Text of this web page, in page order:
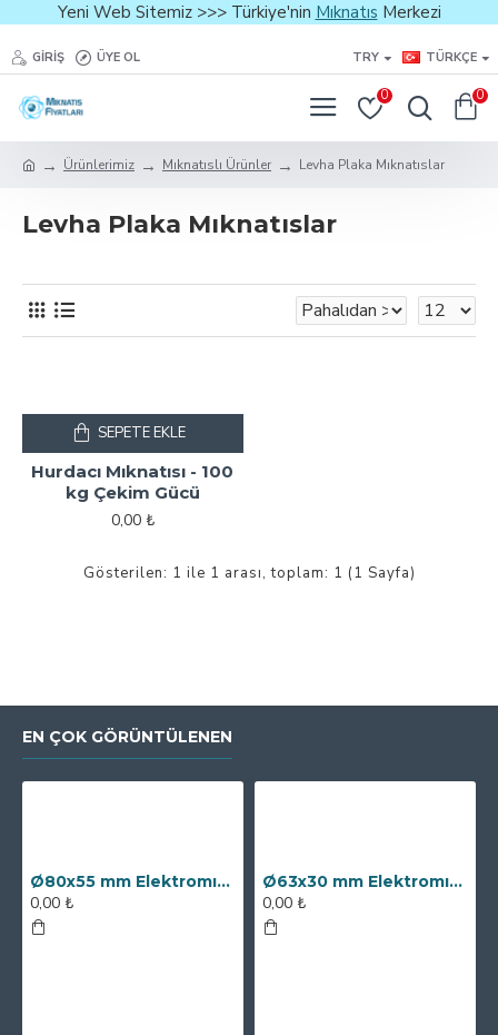
Yeni Web Sitemiz >>> Türkiye'nin Mıknatıs Merkezi
GIRIŞ ÜYE OL TRY TÜRKÇE
0 0
Ürünlerimiz Mıknatıslı Ürünler Levha Plaka Mıknatıslar
Levha Plaka Mıknatıslar
Hurdacı Mıknatısı - 100
kg Çekim Gücü
0,00 ₺
SEPETE EKLE
Gösterilen: 1 ile 1 arası, toplam: 1 (1 Sayfa)
EN ÇOK GÖRÜNTÜLENEN
Ø80x55 mm Elektromıknatıs - 250 kg Çekim Gücü
0,00 ₺
Ø63x30 mm Elektromıknatıs - 100 kg Çekim Gücü
0,00 ₺